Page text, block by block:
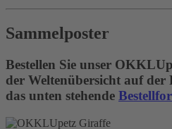
Sammelposter
Bestellen Sie unser
der Weltenübersicht auf der
das unten stehende